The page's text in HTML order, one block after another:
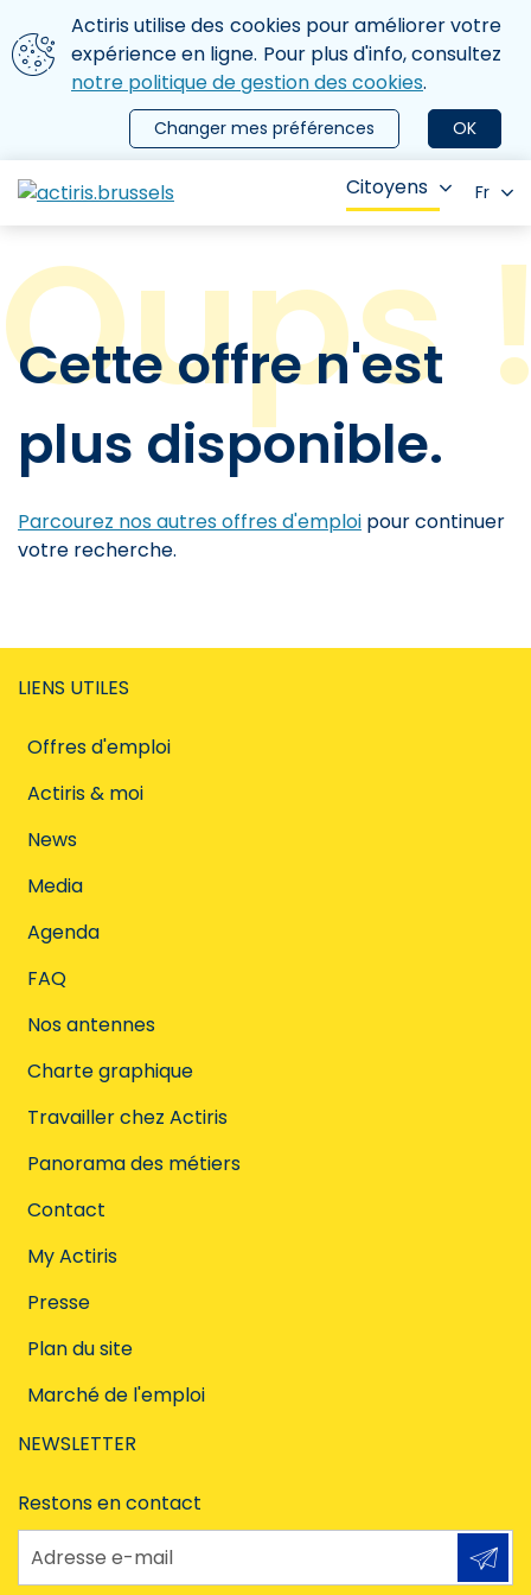
Aller au contenu principal
Nous utilisons des cookies
Actiris utilise des cookies pour améliorer votre
expérience en ligne. Pour plus d'info, consultez
notre politique de gestion des cookies.
OK
Changer mes préférences
le menu
Citoyens Fr
Cette offre n'est
plus disponible.
Parcourez nos autres offres d'emploi pour continuer
votre recherche.
LIENS UTILES
Offres d'emploi
Actiris & moi
News
Media
Agenda
FAQ
Nos antennes
Charte graphique
Travailler chez Actiris
Panorama des métiers
Contact
My Actiris
Presse
Plan du site
Marché de l'emploi
NEWSLETTER
Restons en contact
Adresse e-mail